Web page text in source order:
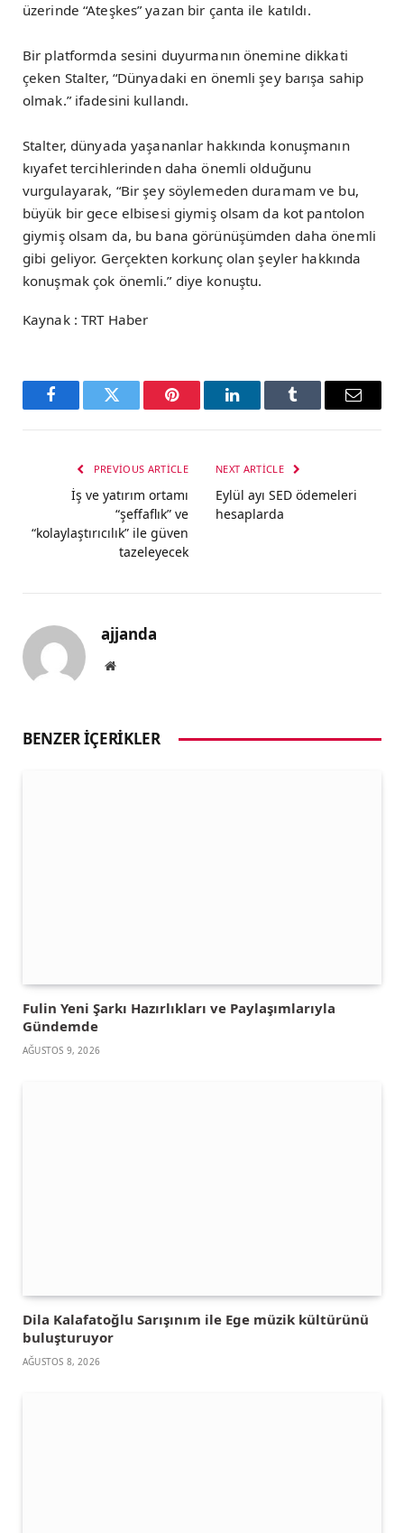
üzerinde “Ateşkes” yazan bir çanta ile katıldı.
Bir platformda sesini duyurmanın önemine dikkati
çeken Stalter, “Dünyadaki en önemli şey barışa sahip
olmak.” ifadesini kullandı.
Stalter, dünyada yaşananlar hakkında konuşmanın
kıyafet tercihlerinden daha önemli olduğunu
vurgulayarak, “Bir şey söylemeden duramam ve bu,
büyük bir gece elbisesi giymiş olsam da kot pantolon
giymiş olsam da, bu bana görünüşümden daha önemli
gibi geliyor. Gerçekten korkunç olan şeyler hakkında
konuşmak çok önemli.” diye konuştu.
Kaynak : TRT Haber
FacebookTwitter Pinterest LinkedInTumblr Email
PREVIOUS ARTICLE
İş ve yatırım ortamı
“şeffaflık” ve
“kolaylaştırıcılık” ile güven
tazeleyecek
NEXT ARTICLE
Eylül ayı SED ödemeleri
hesaplarda
ajjanda
Website
BENZER İÇERIKLER
Fulin Yeni Şarkı Hazırlıkları ve Paylaşımlarıyla
Gündemde
AĞUSTOS 9, 2026
Dila Kalafatoğlu Sarışınım ile Ege müzik kültürünü
buluşturuyor
AĞUSTOS 8, 2026